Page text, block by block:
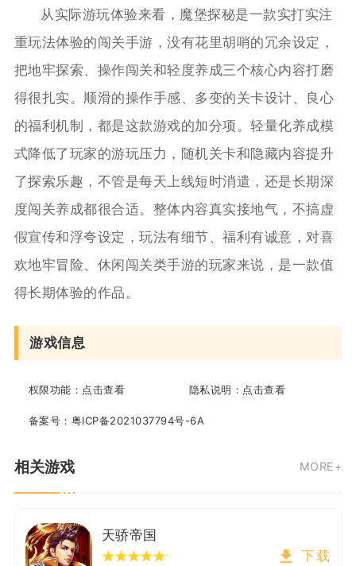
从实际游玩体验来看，魔堡探秘是一款实打实注
重玩法体验的闯关手游，没有花里胡哨的冗余设定，
把地牢探索、操作闯关和轻度养成三个核心内容打磨
得很扎实。顺滑的操作手感、多变的关卡设计、良心
的福利机制，都是这款游戏的加分项。轻量化养成模
式降低了玩家的游玩压力，随机关卡和隐藏内容提升
了探索乐趣，不管是每天上线短时消遣，还是长期深
度闯关养成都很合适。整体内容真实接地气，不搞虚
假宣传和浮夸设定，玩法有细节、福利有诚意，对喜
欢地牢冒险、休闲闯关类手游的玩家来说，是一款值
得长期体验的作品。
游戏信息
权限功能： 点击查看 隐私说明： 点击查看
备案号： 粤ICP备2021037794号-6A
相关游戏 MORE+
天骄帝国
下载